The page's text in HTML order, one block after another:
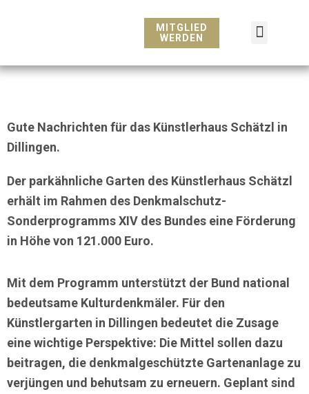
MITGLIED
WERDEN
Gute Nachrichten für das Künstlerhaus Schätzl in
Dillingen.
Der parkähnliche Garten des Künstlerhaus Schätzl
erhält im Rahmen des Denkmalschutz-
Sonderprogramms XIV des Bundes eine Förderung
in Höhe von 121.000 Euro.
Mit dem Programm unterstützt der Bund national
bedeutsame Kulturdenkmäler. Für den
Künstlergarten in Dillingen bedeutet die Zusage
eine wichtige Perspektive: Die Mittel sollen dazu
beitragen, die denkmalgeschützte Gartenanlage zu
verjüngen und behutsam zu erneuern. Geplant sind